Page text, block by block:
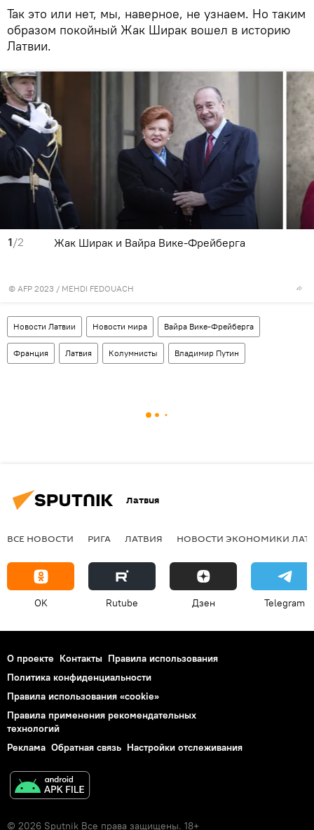
Так это или нет, мы, наверное, не узнаем. Но таким
образом покойный Жак Ширак вошел в историю
Латвии.
1/2
© AFP 2023 / MEHDI FEDOUACH
Жак Ширак и Вайра Вике-Фрейберга
Новости Латвии Новости мира Вайра Вике-Фрейберга
Франция Латвия Колумнисты Владимир Путин
Латвия
ВСЕ НОВОСТИ РИГА ЛАТВИЯ НОВОСТИ ЭКОНОМИКИ
OK Rutube Дзен Telegram
О проекте Контакты Правила использования
Политика конфиденциальности
Правила использования «cookie»
Правила применения рекомендательных
технологий
Реклама Обратная связь Настройки отслеживания
© 2026 Sputnik Все права защищены. 18+